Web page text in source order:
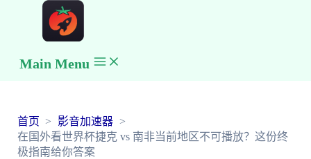
Main Menu
首页
影音加速器
在国外看世界杯捷克 vs 南非当前地区不可播放？这份终
极指南给你答案